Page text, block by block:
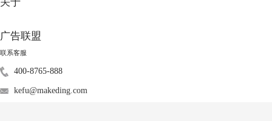
广告联盟
联系客服
400-8765-888
kefu@makeding.com